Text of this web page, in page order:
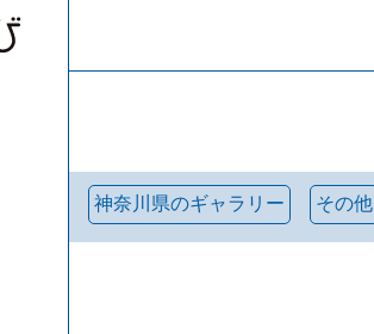
神奈川県のギャラリー その他